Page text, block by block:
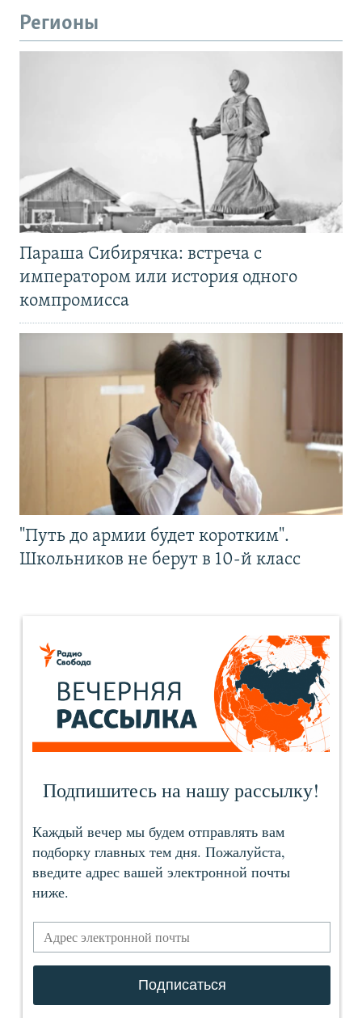
Регионы
Параша Сибирячка: встреча с
императором или история одного
компромисса
"Путь до армии будет коротким".
Школьников не берут в 10-й класс